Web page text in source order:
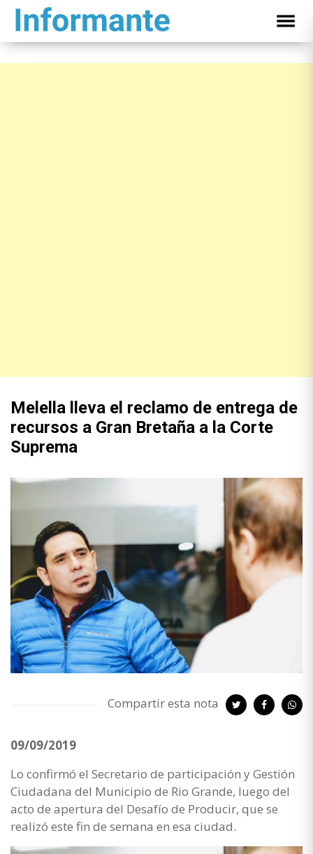
Melella lleva el reclamo de entrega de
recursos a Gran Bretaña a la Corte
Suprema
Compartir esta nota
09/09/2019
Lo confirmó el Secretario de participación y Gestión
Ciudadana del Municipio de Rio Grande, luego del
acto de apertura del Desafío de Producir, que se
realizó este fin de semana en esa ciudad.